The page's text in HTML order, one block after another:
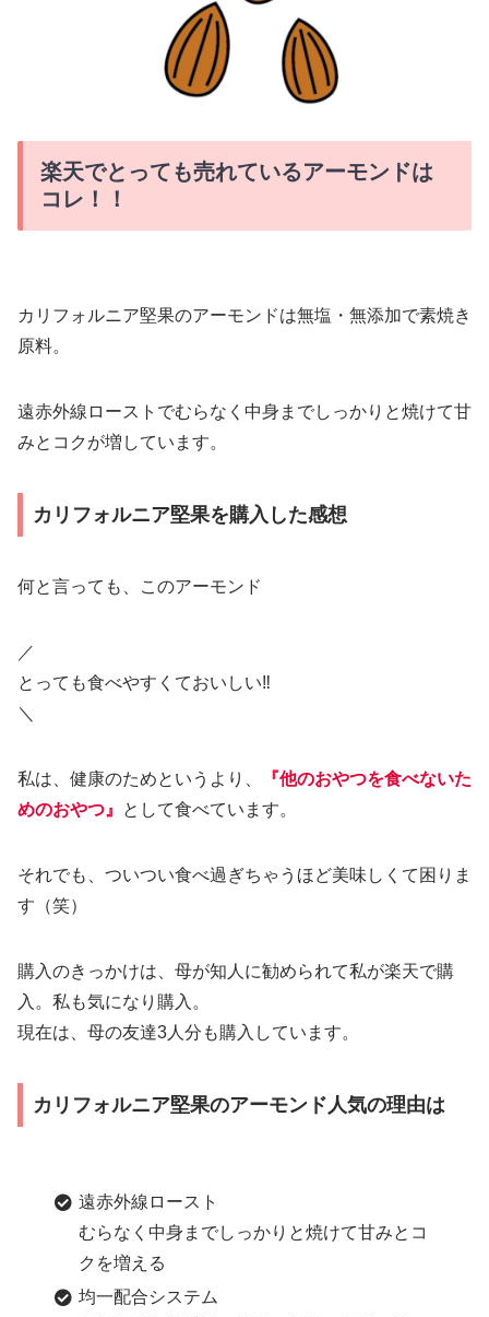
楽天でとっても売れているアーモンドは
コレ！！
カリフォルニア堅果のアーモンドは無塩・無添加で素焼き
原料。
遠赤外線ローストでむらなく中身までしっかりと焼けて甘
みとコクが増しています。
カリフォルニア堅果を購入した感想
何と言っても、このアーモンド
／
とっても食べやすくておいしい‼︎
＼
私は、健康のためというより、
『他のおやつを食べないた
めのおやつ』
として食べています。
それでも、ついつい食べ過ぎちゃうほど美味しくて困りま
す（笑）
購入のきっかけは、母が知人に勧められて私が楽天で購
入。私も気になり購入。
現在は、母の友達3人分も購入しています。
カリフォルニア堅果のアーモンド人気の理由は
遠赤外線ロースト
むらなく中身までしっかりと焼けて甘みとコ
クを増える
均一配合システム